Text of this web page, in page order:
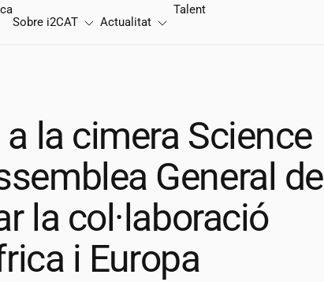
Sobre i2CAT Actualitat
Talent
la cimera Science
General de
la col·laboració
i Europa